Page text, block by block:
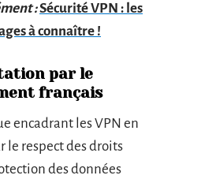
:Sécurité VPN : les
à connaître !
par le
français
encadrant les VPN en
le respect des droits
des données